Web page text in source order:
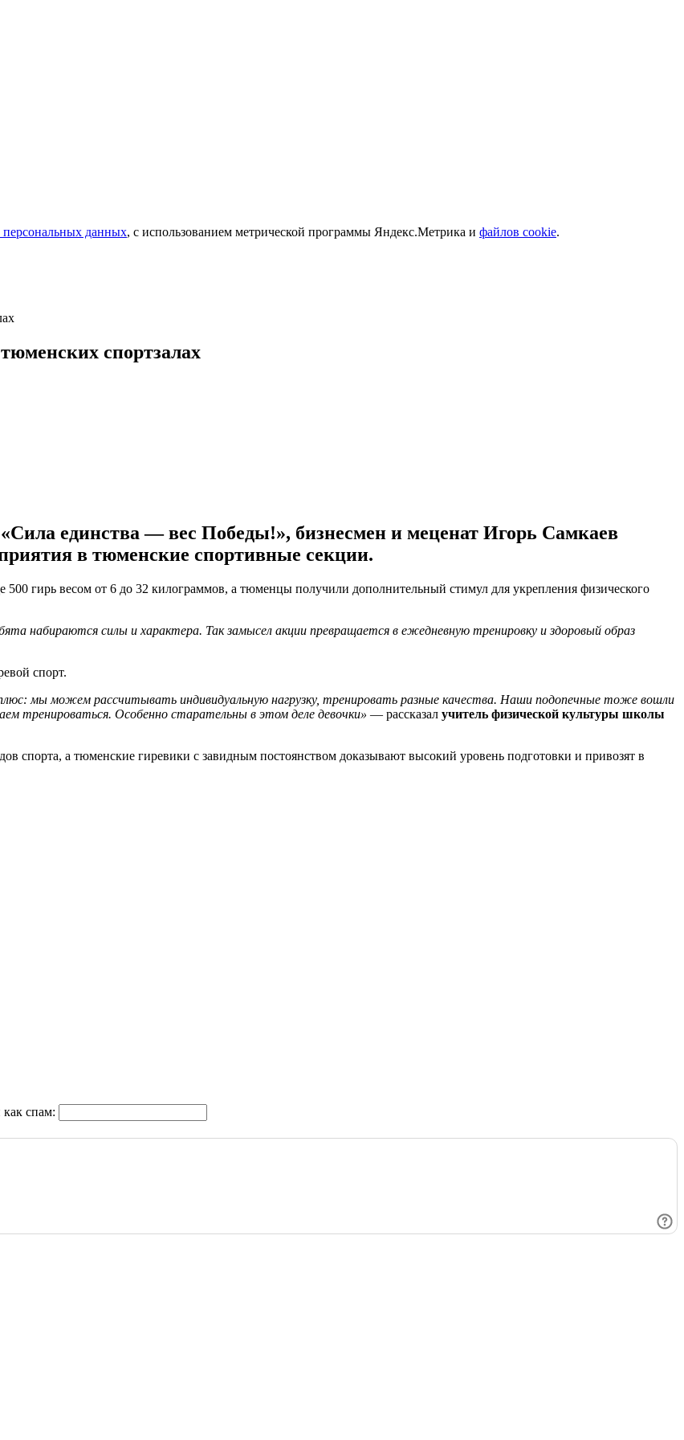
персональных данных, с использованием метрической программы Яндекс.Метрика и файлов cookie.
спортзалах
единства — вес Победы!», бизнесмен и меценат Игорь Самкаев
в тюменские спортивные секции.
500 гирь весом от 6 до 32 килограммов, а тюменцы получили дополнительный стимул для укрепления физического
набираются силы и характера. Так замысел акции превращается в ежедневную тренировку и здоровый образ
спорт.
плюс: мы можем рассчитывать индивидуальную нагрузку, тренировать разные качества. Наши подопечные тоже вошли
тренироваться. Особенно старательны в этом деле девочки» — рассказал учитель физической культуры школы
спорта, а тюменские гиревики с завидным постоянством доказывают высокий уровень подготовки и привозят в
как спам: